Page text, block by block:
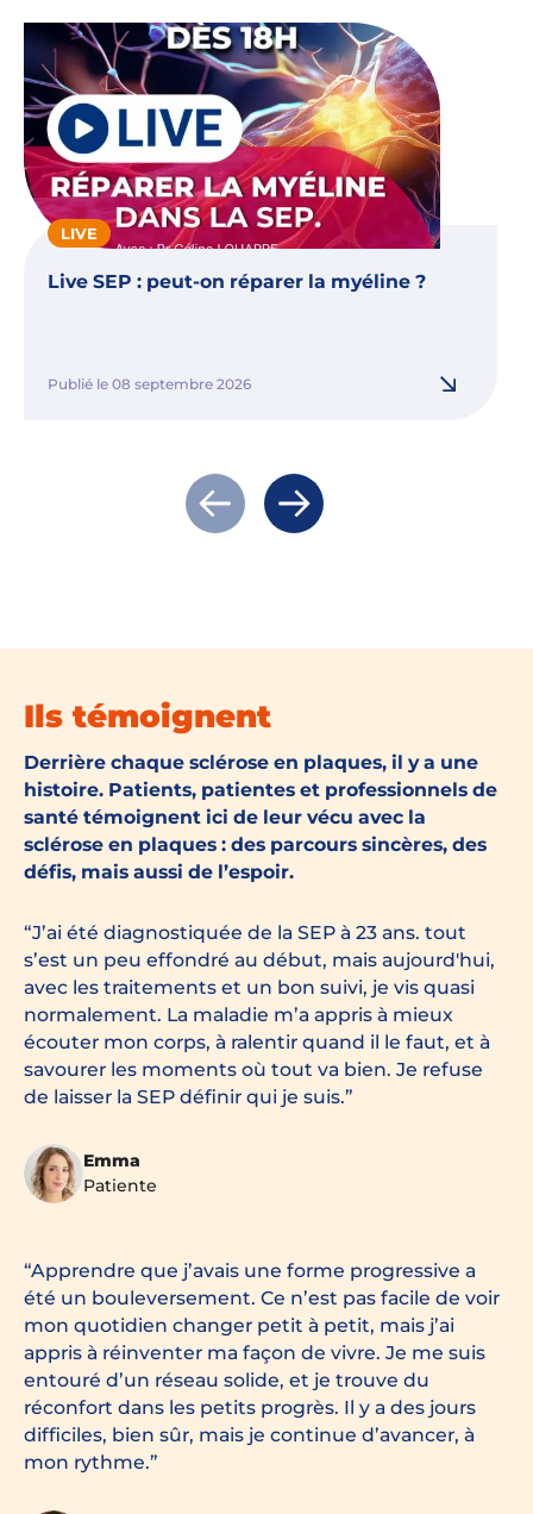
LIVE
Live SEP : peut-on réparer la myéline ?
Publié le 08 septembre 2026
Actualité précédente
Actualité suivante
Ils témoignent
Derrière chaque sclérose en plaques, il y a une
histoire. Patients, patientes et professionnels de
santé témoignent ici de leur vécu avec la
sclérose en plaques : des parcours sincères, des
défis, mais aussi de l’espoir.
J’ai été diagnostiquée de la SEP à 23 ans. tout
s’est un peu effondré au début, mais aujourd'hui,
avec les traitements et un bon suivi, je vis quasi
normalement. La maladie m’a appris à mieux
écouter mon corps, à ralentir quand il le faut, et à
savourer les moments où tout va bien. Je refuse
de laisser la SEP définir qui je suis.
Emma
Patiente
Apprendre que j’avais une forme progressive a
été un bouleversement. Ce n’est pas facile de voir
mon quotidien changer petit à petit, mais j’ai
appris à réinventer ma façon de vivre. Je me suis
entouré d’un réseau solide, et je trouve du
réconfort dans les petits progrès. Il y a des jours
difficiles, bien sûr, mais je continue d’avancer, à
mon rythme.